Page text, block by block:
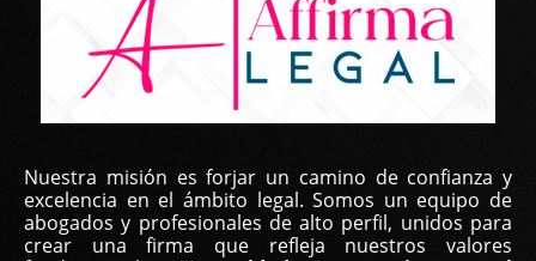
Nuestra misión es forjar un camino de confianza y
excelencia en el ámbito legal. Somos un equipo de
abogados y profesionales de alto perfil, unidos para
crear una firma que refleja nuestros valores